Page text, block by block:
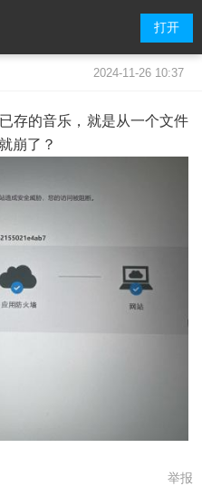
打开
2024-11-26 10:37
存的音乐，就是从一个文件
崩了？
举报